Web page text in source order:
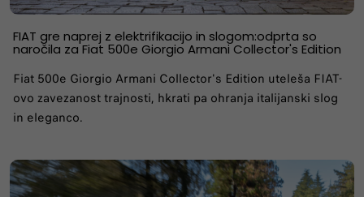
FIAT gre naprej z elektrifikacijo in slogom:odprta so
naročila za Fiat 500e Giorgio Armani Collector's Edition
Fiat 500e Giorgio Armani Collector's Edition uteleša FIAT-
ovo zavezanost trajnosti, hkrati pa ohranja italijanski slog
in eleganco.